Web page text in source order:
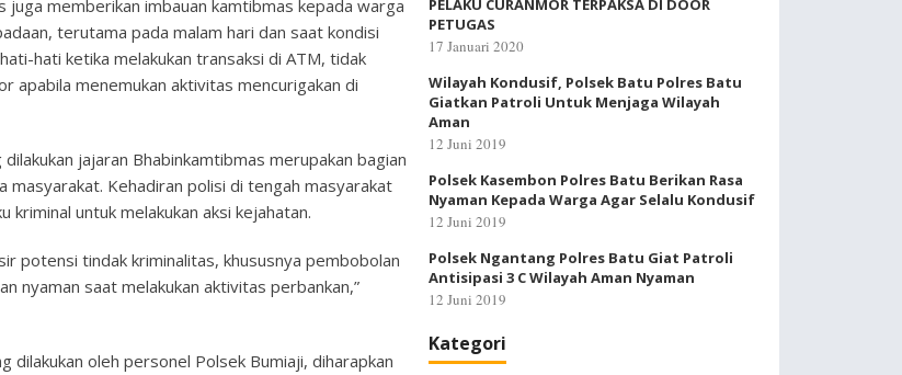
juga memberikan imbauan kamtibmas kepada warga
terutama pada malam hari dan saat kondisi
hati ketika melakukan transaksi di ATM, tidak
apabila menemukan aktivitas mencurigakan di
jajaran Bhabinkamtibmas merupakan bagian
Kehadiran polisi di tengah masyarakat
untuk melakukan aksi kejahatan.
potensi tindak kriminalitas, khususnya pembobolan
nyaman saat melakukan aktivitas perbankan,”
dilakukan oleh personel Polsek Bumiaji, diharapkan
PELAKU CURANMOR TERPAKSA DI DOOR
PETUGAS
17 Januari 2020
Wilayah Kondusif, Polsek Batu Polres Batu
Giatkan Patroli Untuk Menjaga Wilayah
Aman
12 Juni 2019
Polsek Kasembon Polres Batu Berikan Rasa
Nyaman Kepada Warga Agar Selalu Kondusif
12 Juni 2019
Polsek Ngantang Polres Batu Giat Patroli
Antisipasi 3 C Wilayah Aman Nyaman
12 Juni 2019
Kategori